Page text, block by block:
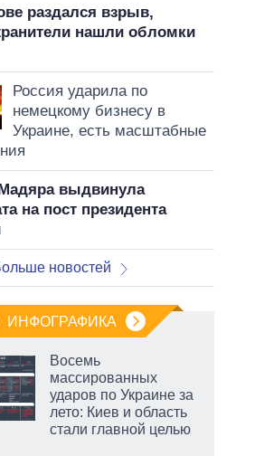
раздался взрыв,
нашли обломки
Россия ударила по
немецкому бизнесу в
Украине, есть масштабные
выдвинула
на пост президента
новостей
ИНФОГРАФИКА
Восемь
массированных
ударов по Украине за
лето: Киев и область
стали главной целью